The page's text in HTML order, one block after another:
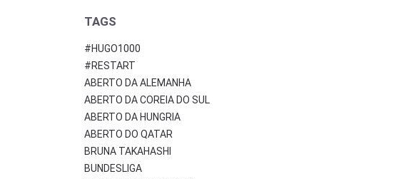
TAGS
#HUGO1000
#RESTART
ABERTO DA ALEMANHA
ABERTO DA COREIA DO SUL
ABERTO DA HUNGRIA
ABERTO DO QATAR
BRUNA TAKAHASHI
BUNDESLIGA